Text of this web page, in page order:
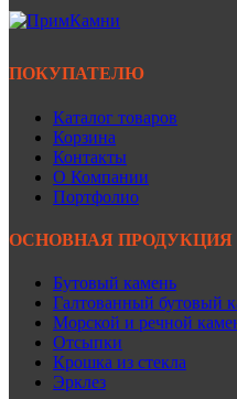
ПОКУПАТЕЛЮ
Каталог товаров
Корзина
Контакты
О Компании
Портфолио
ОСНОВНАЯ ПРОДУКЦИЯ
Бутовый камень
Галтованный бутовый
Морской и речной
Отсыпки
Крошка из стекла
Эрклез